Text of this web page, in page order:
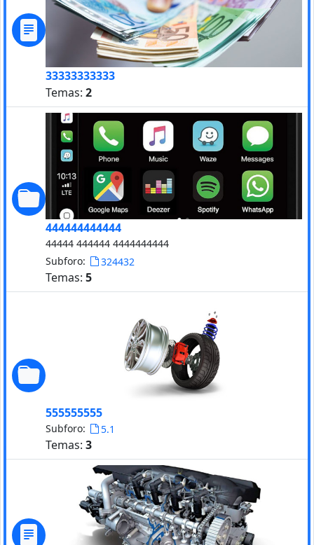
33333333333
Temas: 2
444444444444
44444 444444 4444444444
Subforo:
324432
Temas: 5
555555555
Subforo: 5.1
Temas: 3